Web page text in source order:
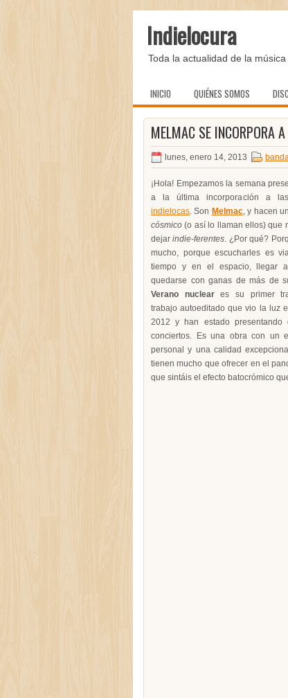
Indielocura
Toda la actualidad de la música
INICIO QUIÉNES SOMOS
MELMAC SE INCORPORA
lunes, enero 14, 2013
¡Hola! Empezamos la semana
a la última incorporación a
indielocas. Son Melmac, y hacen un
cósmico (o así lo llaman ellos) que
dejarindie-ferentes. ¿Por qué?
mucho, porque escucharles es
tiempo y en el espacio, llegar
quedarse con ganas de más de
Verano nucleares su primer
trabajo autoeditado que vio la luz
2012 y han estado presentando
conciertos. Es una obra con un
personal y una calidad
tienen mucho que ofrecer en el
que sintáis el efecto batocrómico